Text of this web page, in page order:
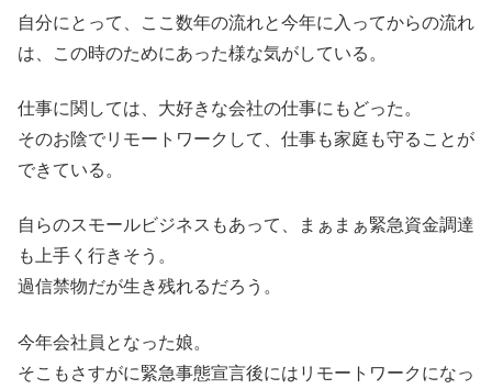
自分にとって、ここ数年の流れと今年に入ってからの流れ
は、この時のためにあった様な気がしている。
仕事に関しては、大好きな会社の仕事にもどった。
そのお陰でリモートワークして、仕事も家庭も守ることが
できている。
自らのスモールビジネスもあって、まぁまぁ緊急資金調達
も上手く行きそう。
過信禁物だが生き残れるだろう。
今年会社員となった娘。
そこもさすがに緊急事態宣言後にはリモートワークになっ